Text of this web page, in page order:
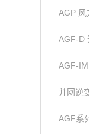
AGP 风
AGF-D
AGF-
并网逆
AGF系